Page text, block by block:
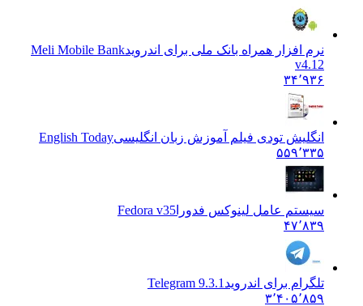
نرم افزار همراه بانک ملی برای اندرویدMeli Mobile Bank
v4.12
۳۴٬۹۳۶
انگلیش تودی فیلم آموزش زبان انگليسیEnglish Today
۵۵۹٬۳۳۵
سیستم عامل لینوکس فدورا Fedora v35
۴۷٬۸۳۹
تلگرام برای اندروید Telegram 9.3.1
۳٬۴۰۵٬۸۵۹